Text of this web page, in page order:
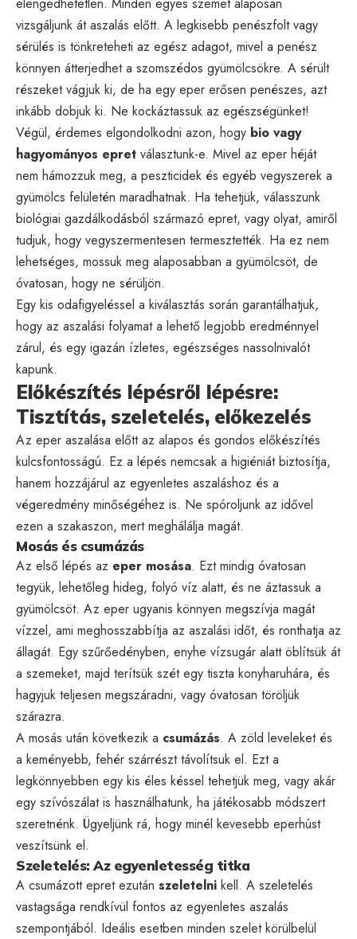
vizsgáljunk át aszalás előtt. A legkisebb penészfolt vagy
sérülés is tönkreteheti az egész adagot, mivel a penész
könnyen átterjedhet a szomszédos gyümölcsökre. A sérült
részeket vágjuk ki, de ha egy eper erősen penészes, azt
inkább dobjuk ki. Ne kockáztassuk az egészségünket!
Végül, érdemes elgondolkodni azon, hogy bio vagy
hagyományos epret választunk-e. Mivel az eper héját
nem hámozzuk meg, a peszticidek és egyéb vegyszerek a
gyümölcs felületén maradhatnak. Ha tehetjük, válasszunk
biológiai gazdálkodásból származó epret, vagy olyat, amiről
tudjuk, hogy vegyszermentesen termesztették. Ha ez nem
lehetséges, mossuk meg alaposabban a gyümölcsöt, de
óvatosan, hogy ne sérüljön.
Egy kis odafigyeléssel a kiválasztás során garantálhatjuk,
hogy az aszalási folyamat a lehető legjobb eredménnyel
zárul, és egy igazán ízletes, egészséges nassolnivalót
kapunk.
Előkészítés lépésről lépésre:
Tisztítás, szeletelés, előkezelés
Az eper aszalása előtt az alapos és gondos előkészítés
kulcsfontosságú. Ez a lépés nemcsak a higiéniát biztosítja,
hanem hozzájárul az egyenletes aszaláshoz és a
végeredmény minőségéhez is. Ne spóroljunk az idővel
ezen a szakaszon, mert meghálálja magát.
Mosás és csumázás
Az első lépés az eper mosása. Ezt mindig óvatosan
tegyük, lehetőleg hideg, folyó víz alatt, és ne áztassuk a
gyümölcsöt. Az eper ugyanis könnyen megszívja magát
vízzel, ami meghosszabbítja az aszalási időt, és ronthatja az
állagát. Egy szűrőedényben, enyhe vízsugár alatt öblítsük át
a szemeket, majd terítsük szét egy tiszta konyharuhára, és
hagyjuk teljesen megszáradni, vagy óvatosan töröljük
szárazra.
A mosás után következik a csumázás. A zöld leveleket és
a keményebb, fehér szárrészt távolítsuk el. Ezt a
legkönnyebben egy kis éles késsel tehetjük meg, vagy akár
egy szívószálat is használhatunk, ha játékosabb módszert
szeretnénk. Ügyeljünk rá, hogy minél kevesebb eperhúst
veszítsünk el.
Szeletelés: Az egyenletesség titka
A csumázott epret ezután szeletelni kell. A szeletelés
vastagsága rendkívül fontos az egyenletes aszalás
szempontjából. Ideális esetben minden szelet körülbelül